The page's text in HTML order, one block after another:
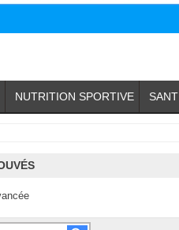
NUTRITION SPORTIVE